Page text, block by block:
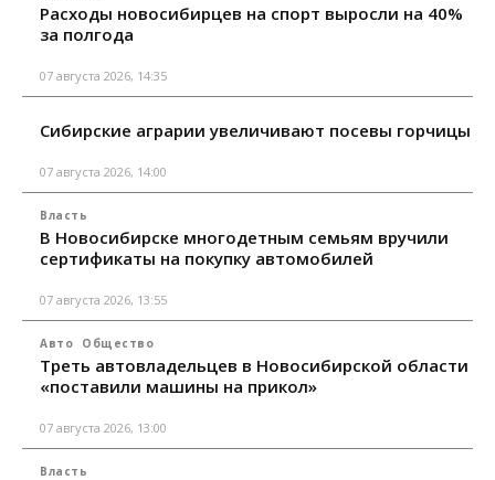
Расходы новосибирцев на спорт выросли на 40%
за полгода
07 августа 2026, 14:35
Сибирские аграрии увеличивают посевы горчицы
07 августа 2026, 14:00
Власть
В Новосибирске многодетным семьям вручили
сертификаты на покупку автомобилей
07 августа 2026, 13:55
Авто Общество
Треть автовладельцев в Новосибирской области
«поставили машины на прикол»
07 августа 2026, 13:00
Власть